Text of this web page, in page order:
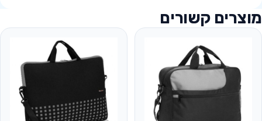
מוצרים קשורים